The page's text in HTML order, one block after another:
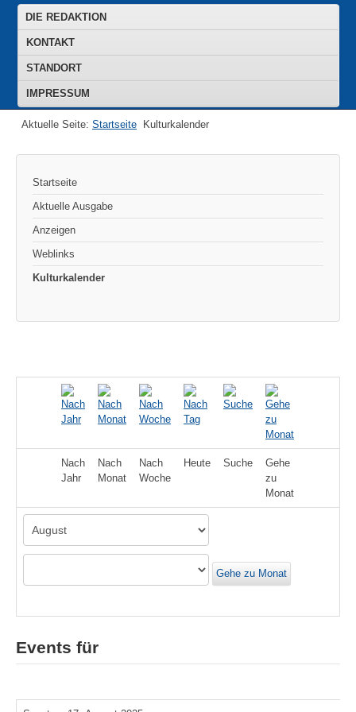
DIE REDAKTION
KONTAKT
STANDORT
IMPRESSUM
Aktuelle Seite: Startseite Kulturkalender
Startseite
Aktuelle Ausgabe
Anzeigen
Weblinks
Kulturkalender
Nach
Jahr
Nach
Monat
Nach
Woche
Heute Suche
Gehe
zu
Monat
Gehe zu Monat
Events für